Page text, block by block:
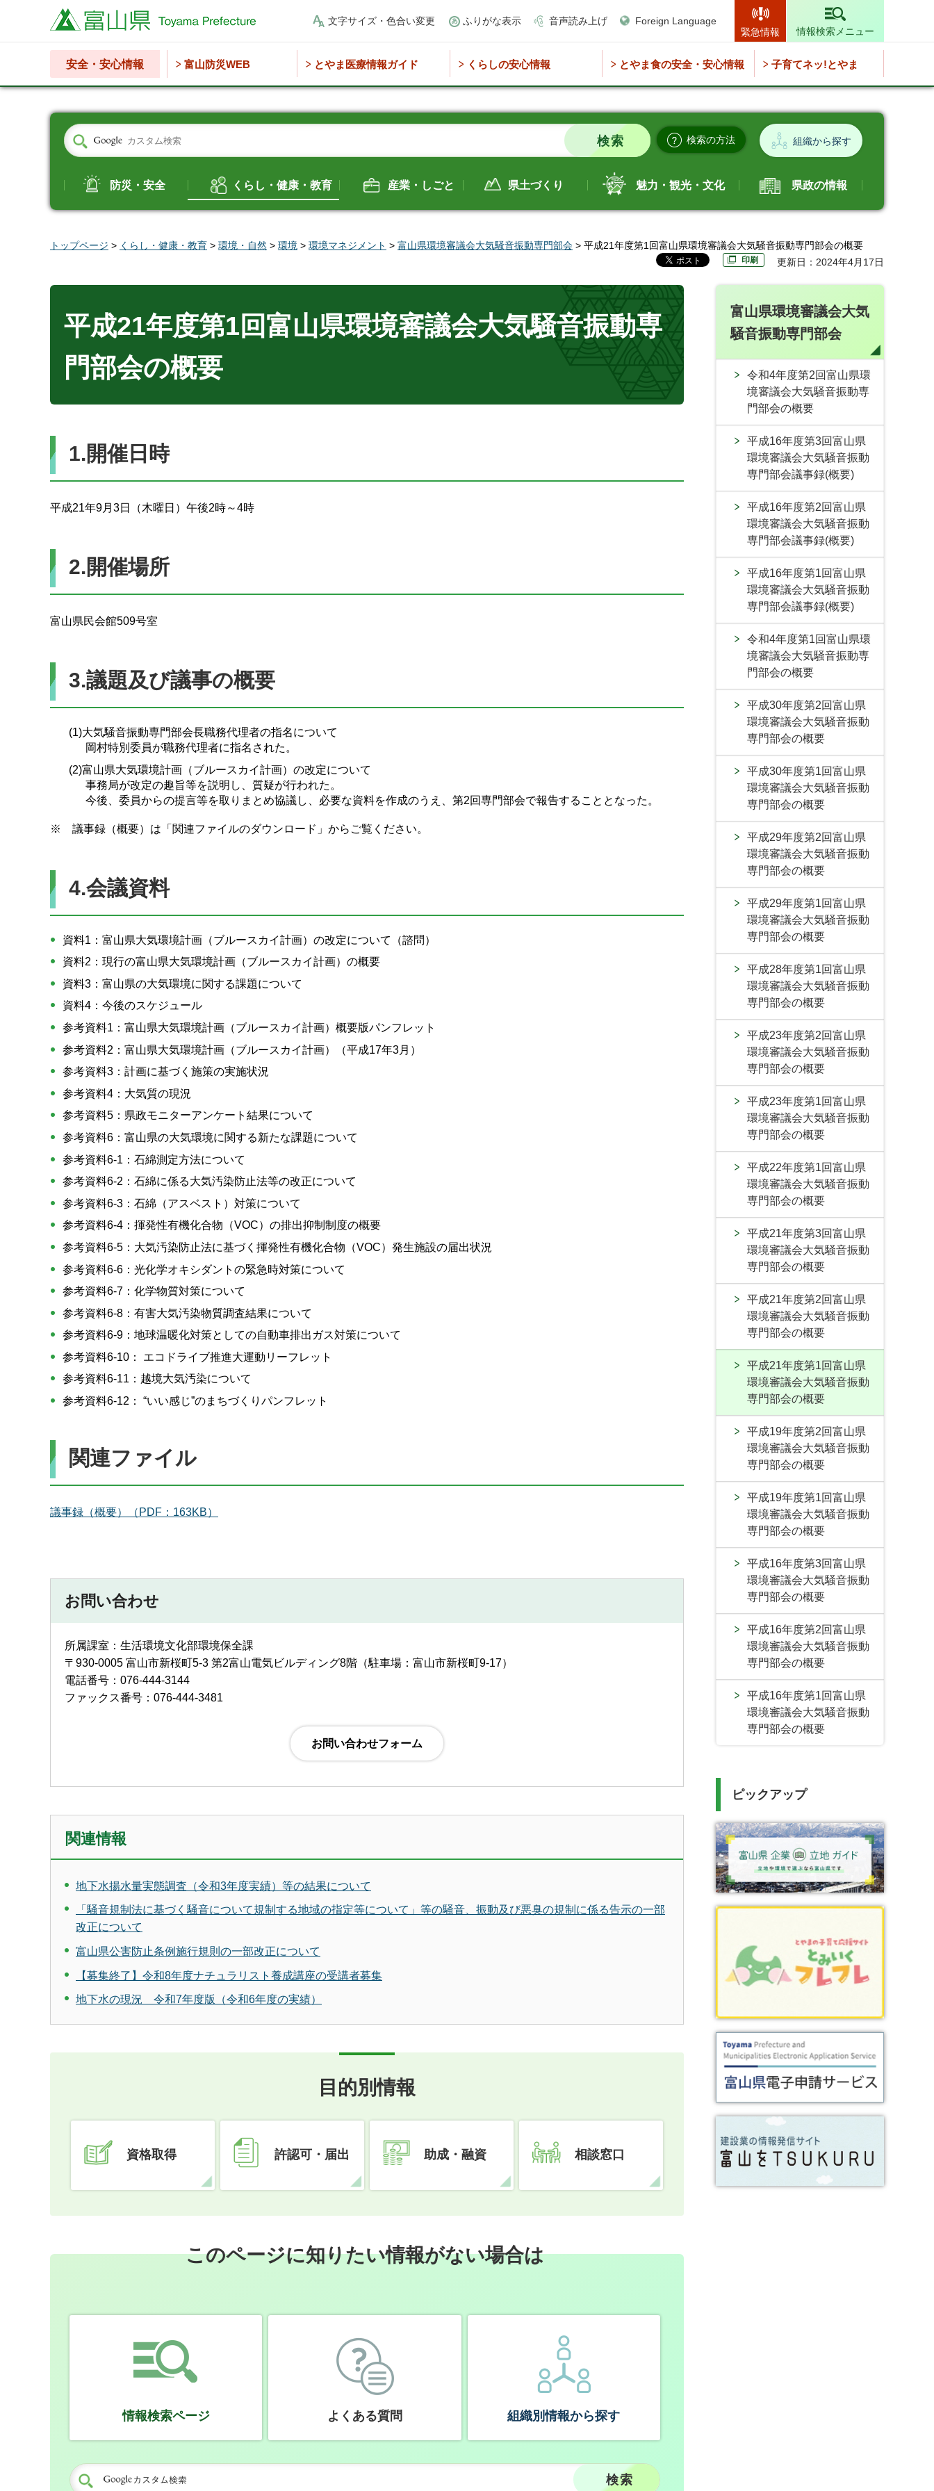
富山県 文字サイズ・色合い変更 ふりがな表示 音声読み上げ
Foreign Language
緊急情報
情報検索メニュー
安全・安心情報 富山防災WEB とやま医療情報ガイド くらしの安心情報 とやま食の安全・安心情報 子育てネッ!とやま
検索の方法 組織から探す
防災・安全 くらし・健康・教育 産業・しごと 県土づくり 魅力・観光・文化 県政の情報
トップページ > くらし・健康・教育 > 環境・自然 > 環境 > 環境マネジメント > 富山県環境審議会大気騒音振動専門部会 > 平成21年度第1回富山県環境審議会大気騒音振動専門部会の概要
印刷 更新日：2024年4月17日
平成21年度第1回富山県環境審議会大気騒音振動専
門部会の概要
1.開催日時
平成21年9月3日（木曜日）午後2時～4時
2.開催場所
富山県民会館509号室
3.議題及び議事の概要
(1)大気騒音振動専門部会長職務代理者の指名について
岡村特別委員が職務代理者に指名された。
(2)富山県大気環境計画（ブルースカイ計画）の改定について
事務局が改定の趣旨等を説明し、質疑が行われた。
今後、委員からの提言等を取りまとめ協議し、必要な資料を作成のうえ、第2回専門部会で報告することとなった。
※ 議事録（概要）は「関連ファイルのダウンロード」からご覧ください。
4.会議資料
資料1：富山県大気環境計画（ブルースカイ計画）の改定について（諮問）
資料2：現行の富山県大気環境計画（ブルースカイ計画）の概要
資料3：富山県の大気環境に関する課題について
資料4：今後のスケジュール
参考資料1：富山県大気環境計画（ブルースカイ計画）概要版パンフレット
参考資料2：富山県大気環境計画（ブルースカイ計画）（平成17年3月）
参考資料3：計画に基づく施策の実施状況
参考資料4：大気質の現況
参考資料5：県政モニターアンケート結果について
参考資料6：富山県の大気環境に関する新たな課題について
参考資料6-1：石綿測定方法について
参考資料6-2：石綿に係る大気汚染防止法等の改正について
参考資料6-3：石綿（アスベスト）対策について
参考資料6-4：揮発性有機化合物（VOC）の排出抑制制度の概要
参考資料6-5：大気汚染防止法に基づく揮発性有機化合物（VOC）発生施設の届出状況
参考資料6-6：光化学オキシダントの緊急時対策について
参考資料6-7：化学物質対策について
参考資料6-8：有害大気汚染物質調査結果について
参考資料6-9：地球温暖化対策としての自動車排出ガス対策について
参考資料6-10： エコドライブ推進大運動リーフレット
参考資料6-11：越境大気汚染について
参考資料6-12： “いい感じ”のまちづくりパンフレット
関連ファイル
議事録（概要）（PDF：163KB）
お問い合わせ
所属課室：生活環境文化部環境保全課
〒930-0005 富山市新桜町5-3 第2富山電気ビルディング8階（駐車場：富山市新桜町9-17）
電話番号：076-444-3144
ファックス番号：076-444-3481
関連情報
地下水揚水量実態調査（令和3年度実績）等の結果について
「騒音規制法に基づく騒音について規制する地域の指定等について」等の騒音、振動及び悪臭の規制に係る告示の一部
改正について
富山県公害防止条例施行規則の一部改正について
【募集終了】令和8年度ナチュラリスト養成講座の受講者募集
地下水の現況 令和7年度版（令和6年度の実績）
目的別情報
資格取得 許認可・届出 助成・融資 相談窓口
このページに知りたい情報がない場合は
情報検索ページ よくある質問 組織別情報から探す
富山県環境審議会大気
騒音振動専門部会
令和4年度第2回富山県環
境審議会大気騒音振動専
門部会の概要
平成16年度第3回富山県
環境審議会大気騒音振動
専門部会議事録(概要)
平成16年度第2回富山県
環境審議会大気騒音振動
専門部会議事録(概要)
平成16年度第1回富山県
環境審議会大気騒音振動
専門部会議事録(概要)
令和4年度第1回富山県環
境審議会大気騒音振動専
門部会の概要
平成30年度第2回富山県
環境審議会大気騒音振動
専門部会の概要
平成30年度第1回富山県
環境審議会大気騒音振動
専門部会の概要
平成29年度第2回富山県
環境審議会大気騒音振動
専門部会の概要
平成29年度第1回富山県
環境審議会大気騒音振動
専門部会の概要
平成28年度第1回富山県
環境審議会大気騒音振動
専門部会の概要
平成23年度第2回富山県
環境審議会大気騒音振動
専門部会の概要
平成23年度第1回富山県
環境審議会大気騒音振動
専門部会の概要
平成22年度第1回富山県
環境審議会大気騒音振動
専門部会の概要
平成21年度第3回富山県
環境審議会大気騒音振動
専門部会の概要
平成21年度第2回富山県
環境審議会大気騒音振動
専門部会の概要
平成21年度第1回富山県
環境審議会大気騒音振動
専門部会の概要
平成19年度第2回富山県
環境審議会大気騒音振動
専門部会の概要
平成19年度第1回富山県
環境審議会大気騒音振動
専門部会の概要
平成16年度第3回富山県
環境審議会大気騒音振動
専門部会の概要
平成16年度第2回富山県
環境審議会大気騒音振動
専門部会の概要
平成16年度第1回富山県
環境審議会大気騒音振動
専門部会の概要
ピックアップ